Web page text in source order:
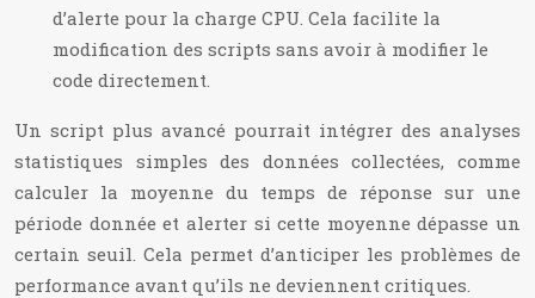
d’alerte pour la charge CPU. Cela facilite la
modification des scripts sans avoir à modifier le
code directement.
Un script plus avancé pourrait intégrer des analyses
statistiques simples des données collectées, comme
calculer la moyenne du temps de réponse sur une
période donnée et alerter si cette moyenne dépasse un
certain seuil. Cela permet d’anticiper les problèmes de
performance avant qu’ils ne deviennent critiques.